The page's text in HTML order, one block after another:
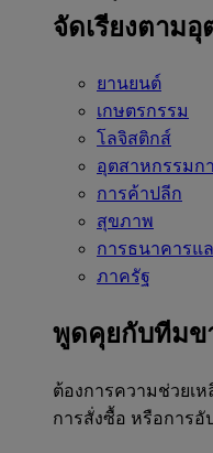
จัดเรียงตาม
ยานยนต์
เกษตรกรรม
โลจิสติกส์
อุตสาหกรรมก
การค้าปลีก
สุขภาพ
การธนาคารแ
ภาครัฐ
พูดคุยกับทีมข
ต้องการความช่วยเ
การสั่งซื้อ หรือการ